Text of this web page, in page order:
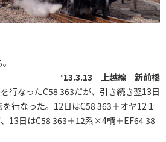
‘13.3.13 上越線 新前橋
行なったC58 363だが、引き続き翌13日
行なった。12日はC58 363＋オヤ12 1
13日はC58 363＋12系×4輌＋EF64 38